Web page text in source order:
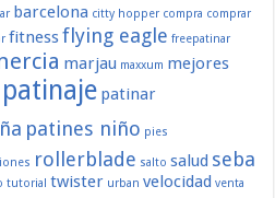
barcelona citty hopper compra comprar
fitnessflying eagle freepatinar
marjau maxxum mejores
patinaje patinar
patines niño pies
rollerblade salto salud seba
tutorial twister urban velocidad venta